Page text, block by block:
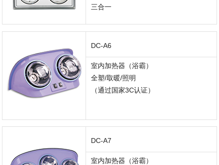
三合一
DC-A6
室内加热器（浴霸）
全塑/取暖/照明
（通过国家3C认证）
DC-A7
室内加热器（浴霸）